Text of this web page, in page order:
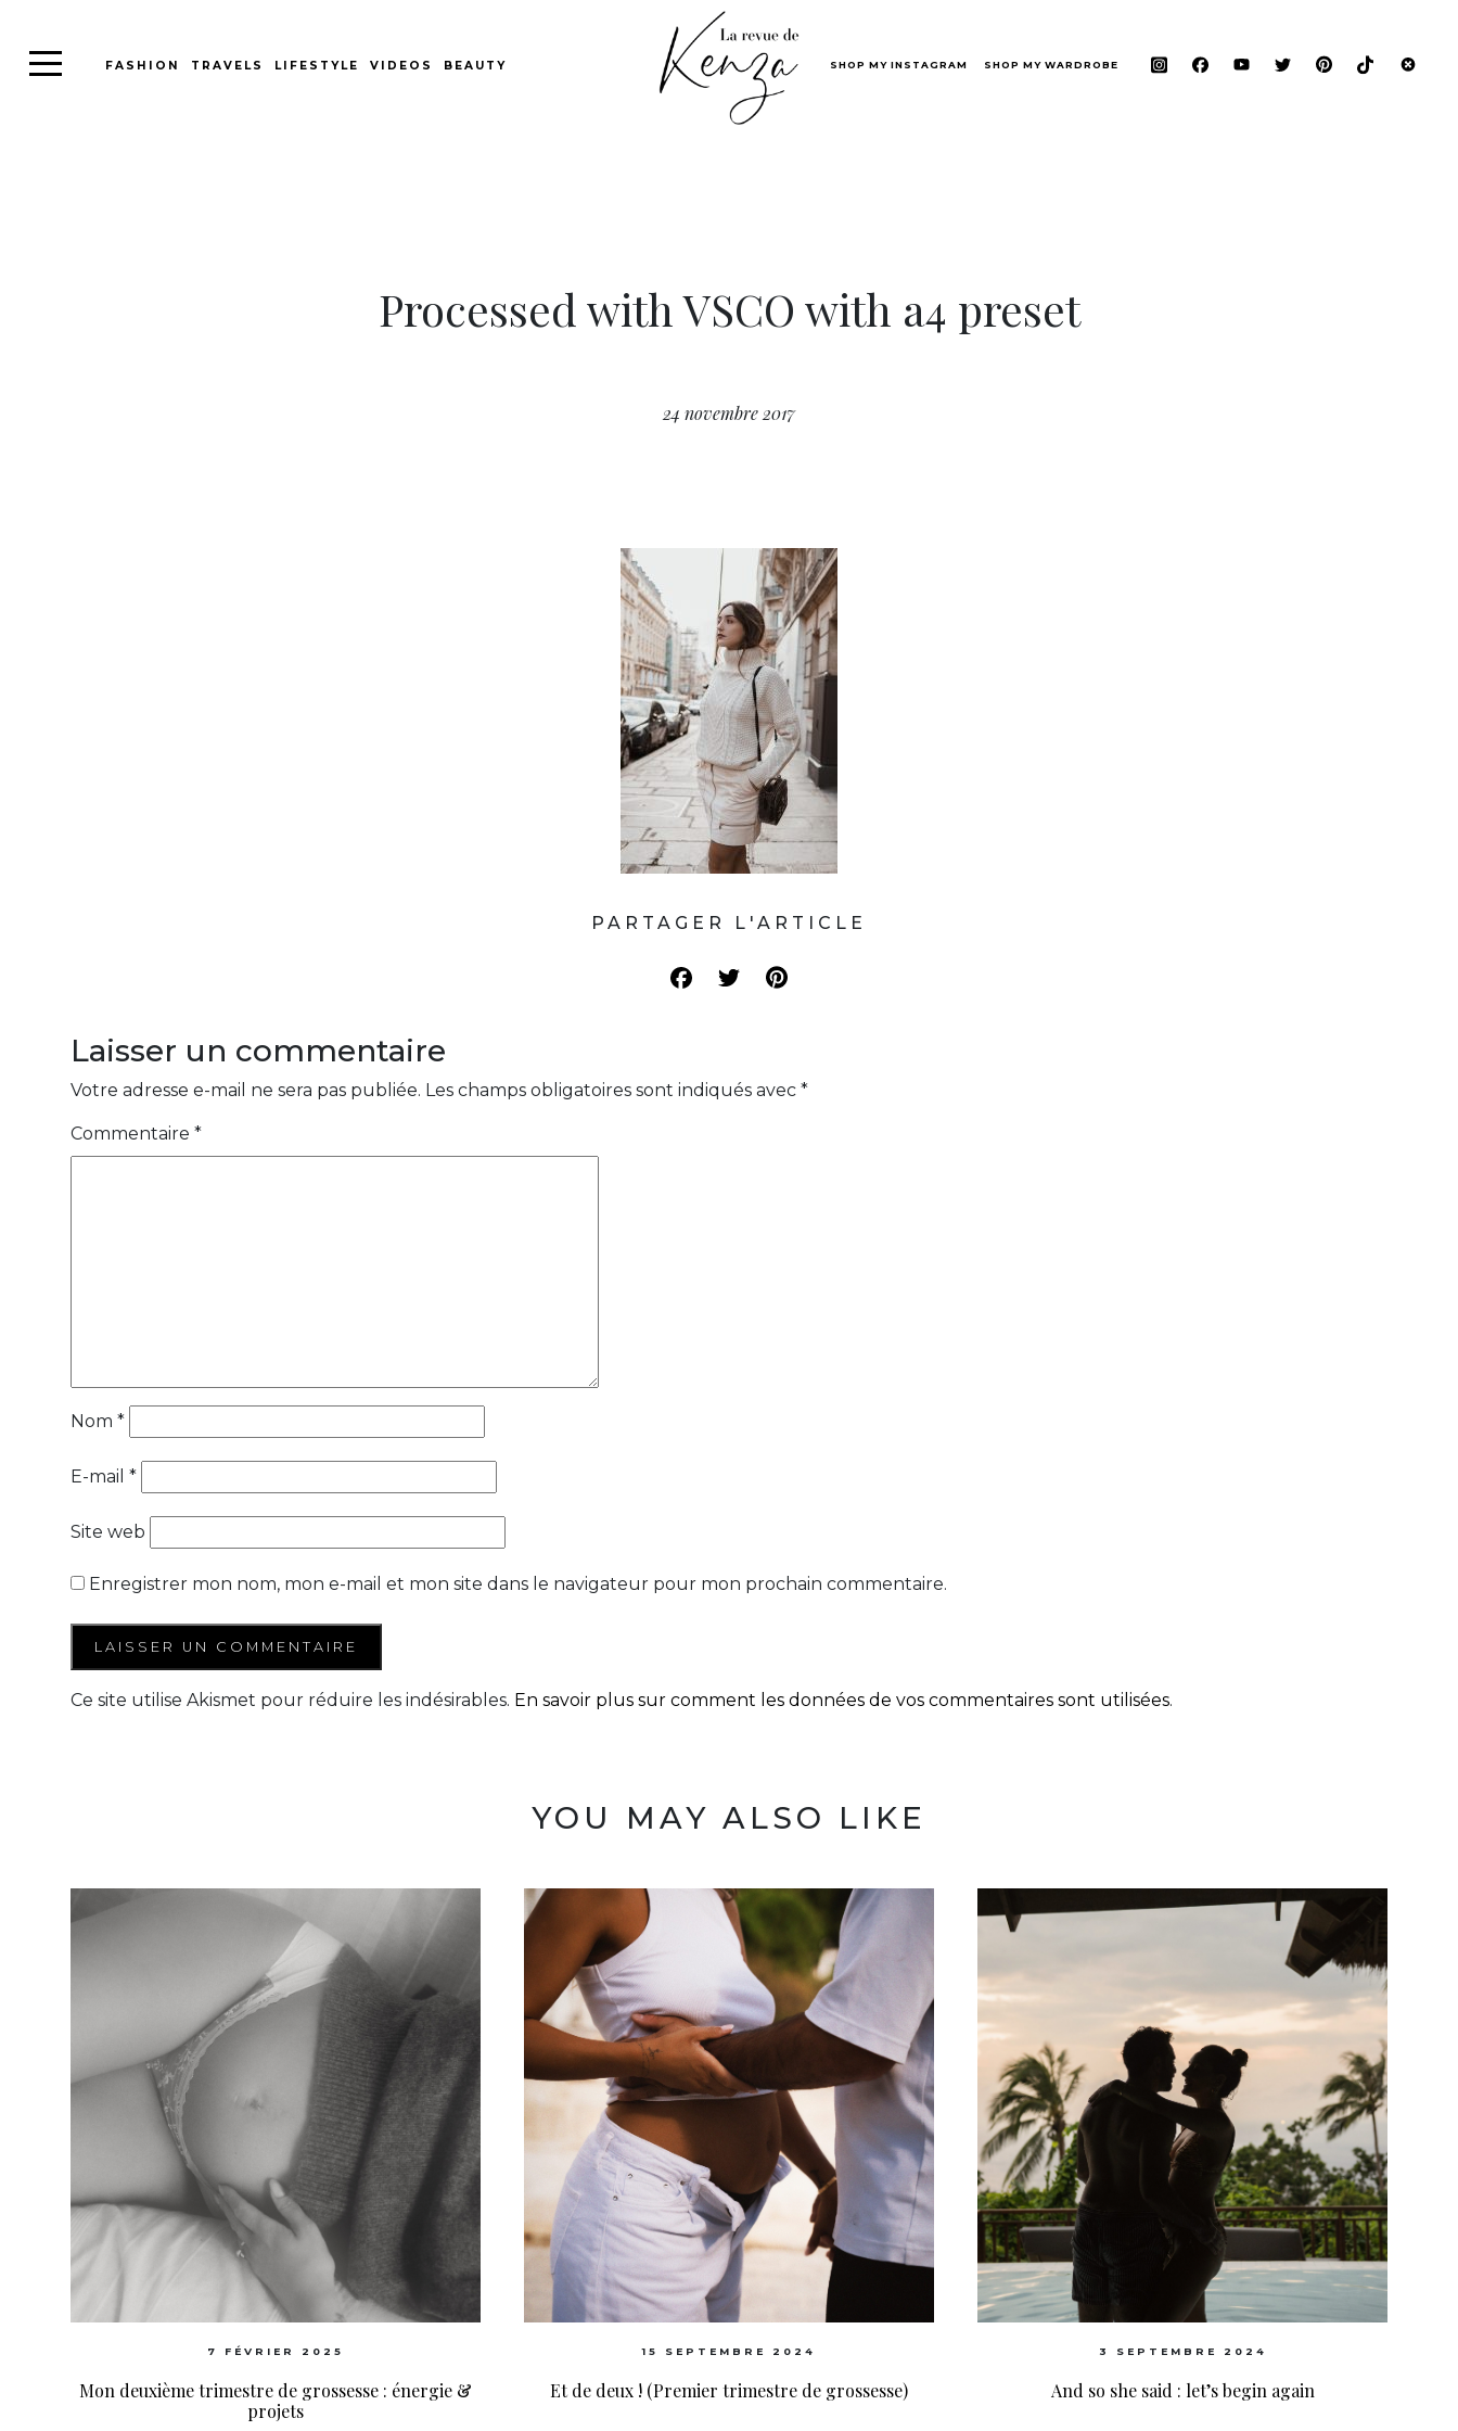
FASHION TRAVELS LIFESTYLE VIDEOS BEAUTY SHOP MY INSTAGRAM SHOP MY WARDROBE
Processed with VSCO with a4 preset
24 novembre 2017
PARTAGER L'ARTICLE
Laisser un commentaire
Votre adresse e-mail ne sera pas publiée. Les champs obligatoires sont indiqués avec *
Commentaire *
Nom *
E-mail *
Site web
Enregistrer mon nom, mon e-mail et mon site dans le navigateur pour mon prochain commentaire.
Ce site utilise Akismet pour réduire les indésirables. En savoir plus sur comment les données de vos commentaires sont utilisées.
YOU MAY ALSO LIKE
7 FÉVRIER 2025
Mon deuxième trimestre de grossesse : énergie &
projets
15 SEPTEMBRE 2024
Et de deux ! (Premier trimestre de grossesse)
3 SEPTEMBRE 2024
And so she said : let’s begin again